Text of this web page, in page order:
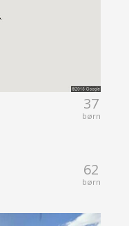
37
børn
62
børn